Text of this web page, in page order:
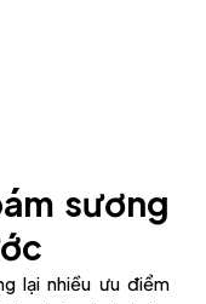
sương
lại nhiều ưu điểm